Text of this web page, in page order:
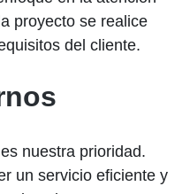
proyecto se realice
del cliente.
nuestra prioridad.
un servicio eficiente y